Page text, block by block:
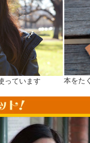
っています 本をた